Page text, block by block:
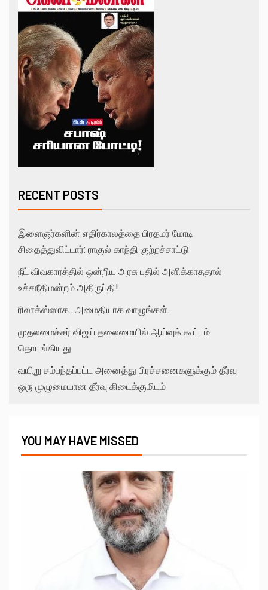
RECENT POSTS
இளைஞர்களின் எதிர்காலத்தை பிரதமர் மோடி
சிதைத்துவிட்டார்: ராகுல் காந்தி குற்றச்சாட்டு
நீட் விவகாரத்தில் ஒன்றிய அரசு பதில் அளிக்காததால்
உச்சநீதிமன்றம் அதிருப்தி!
ரிலாக்ஸ்ஸாக.. அமைதியாக வாழுங்கள்..
முதலமைச்சர் விஜய் தலைமையில் ஆய்வுக் கூட்டம்
தொடங்கியது
வயிறு சம்பந்தப்பட்ட அனைத்து பிரச்சனைகளுக்கும் தீர்வு
ஒரு முழுமையான தீர்வு கிடைக்குமிடம்
YOU MAY HAVE MISSED